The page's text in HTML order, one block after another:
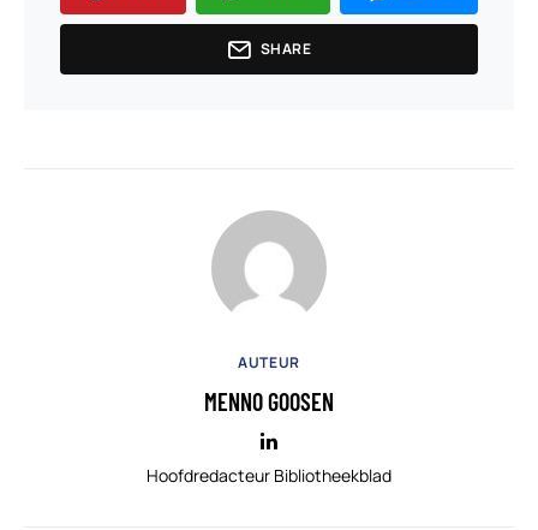
SHARE
AUTEUR
MENNO GOOSEN
Hoofdredacteur Bibliotheekblad